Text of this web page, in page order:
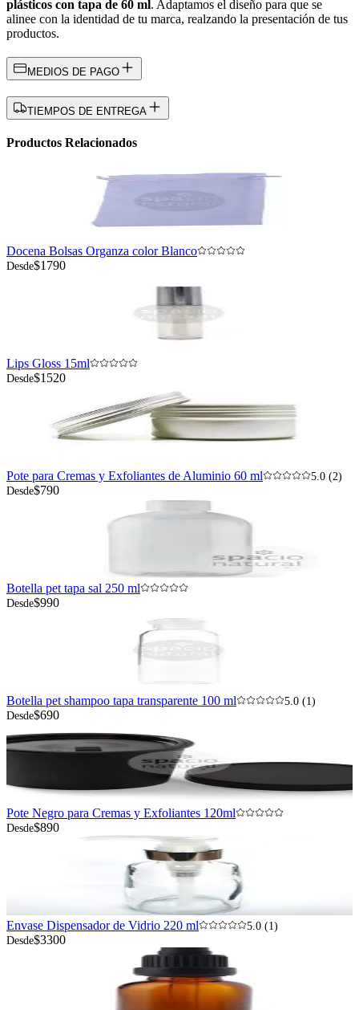
plásticos con tapa de 60 ml . Adaptamos el diseño para que se
alinee con la identidad de tu marca, realzando la presentación de tus
productos.
MEDIOS DE PAGO
TIEMPOS DE ENTREGA
Productos Relacionados
Docena Bolsas Organza color Blanco
Desde$1790
Lips Gloss 15ml
Desde$1520
Pote para Cremas y Exfoliantes de Aluminio 60 ml
5.0 (2)
Desde$790
Botella pet tapa sal 250 ml
Desde$990
Botella pet shampoo tapa transparente 100 ml
5.0 (1)
Desde$690
Pote Negro para Cremas y Exfoliantes 120ml
Desde$890
Envase Dispensador de Vidrio 220 ml
5.0 (1)
Desde$3300